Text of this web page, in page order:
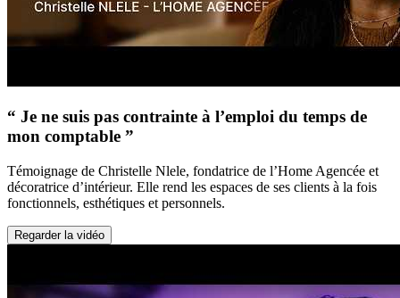
“ Je ne suis pas contrainte à l’emploi du temps de
mon comptable ”
Témoignage de Christelle Nlele, fondatrice de l’Home Agencée et
décoratrice d’intérieur. Elle rend les espaces de ses clients à la fois
fonctionnels, esthétiques et personnels.
Regarder la vidéo